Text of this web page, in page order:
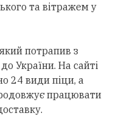
та вітражем у
потрапив з
України. На сайті
24 види піци, а
працювати